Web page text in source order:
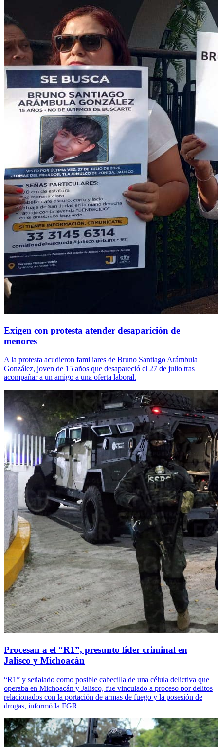
Exigen con protesta atender desaparición de
menores
A la protesta acudieron familiares de Bruno Santiago Arámbula
González, joven de 15 años que desapareció el 27 de julio tras
acompañar a un amigo a una oferta laboral.
Procesan a el “R1”, presunto líder criminal en
Jalisco y Michoacán
“R1” y señalado como posible cabecilla de una célula delictiva que
operaba en Michoacán y Jalisco, fue vinculado a proceso por delitos
relacionados con la portación de armas de fuego y la posesión de
drogas, informó la FGR.